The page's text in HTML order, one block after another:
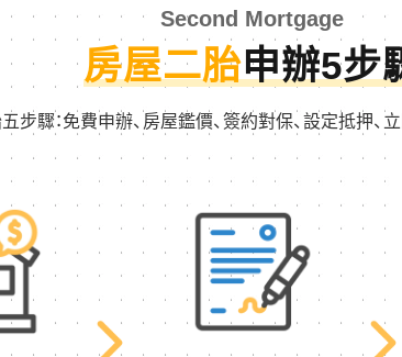
Second Mortgage
房屋二胎申辦5步
步驟：免費申辦、房屋鑑價、簽約對保、設定抵押、